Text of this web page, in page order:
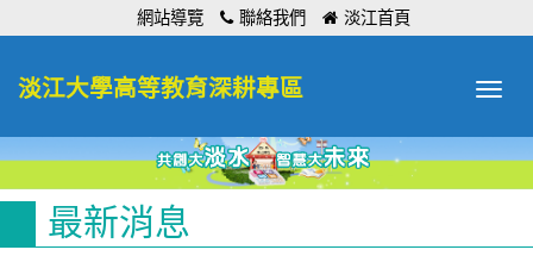
網站導覽 聯絡我們 淡江首頁
Toggle
淡江大學高等教育深耕專區
最新消息